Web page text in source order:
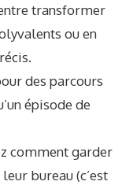
transformer
ou en
des parcours
épisode de
comment garder
bureau (c’est